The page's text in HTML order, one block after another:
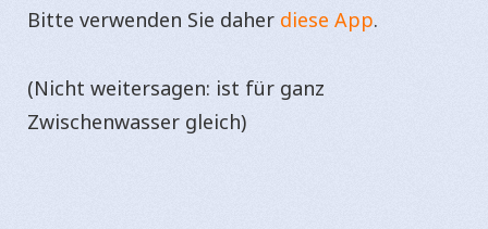
Bitte verwenden Sie daher diese App.
(Nicht weitersagen: ist für ganz
Zwischenwasser gleich)